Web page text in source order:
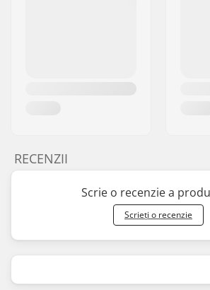
RECENZII
Scrie o recenzie a
Scrieți o recenzie